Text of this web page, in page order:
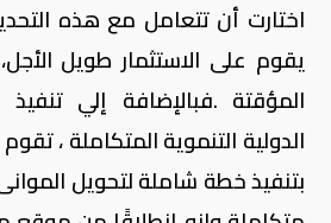
اختارت أن تتعامل مع هذه
يقوم على الاستثمار طويل
المؤقتة .فبالإضافة إلي تنفيذ
الدولية التنموية المتكاملة ،
بتنفيذ خطة شاملة لتحويل